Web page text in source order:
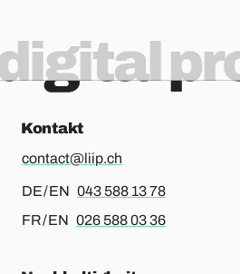
Kontakt
contact@liip.ch
DE / EN Für Deutsch oder
043 588 13 78
FR / EN Für Französisch oder
026 588 03 36